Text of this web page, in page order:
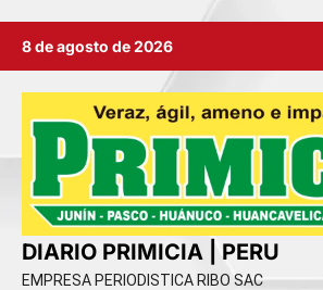
8 de agosto de 2026
DIARIO PRIMICIA | PERU
EMPRESA PERIODISTICA RIBO SAC